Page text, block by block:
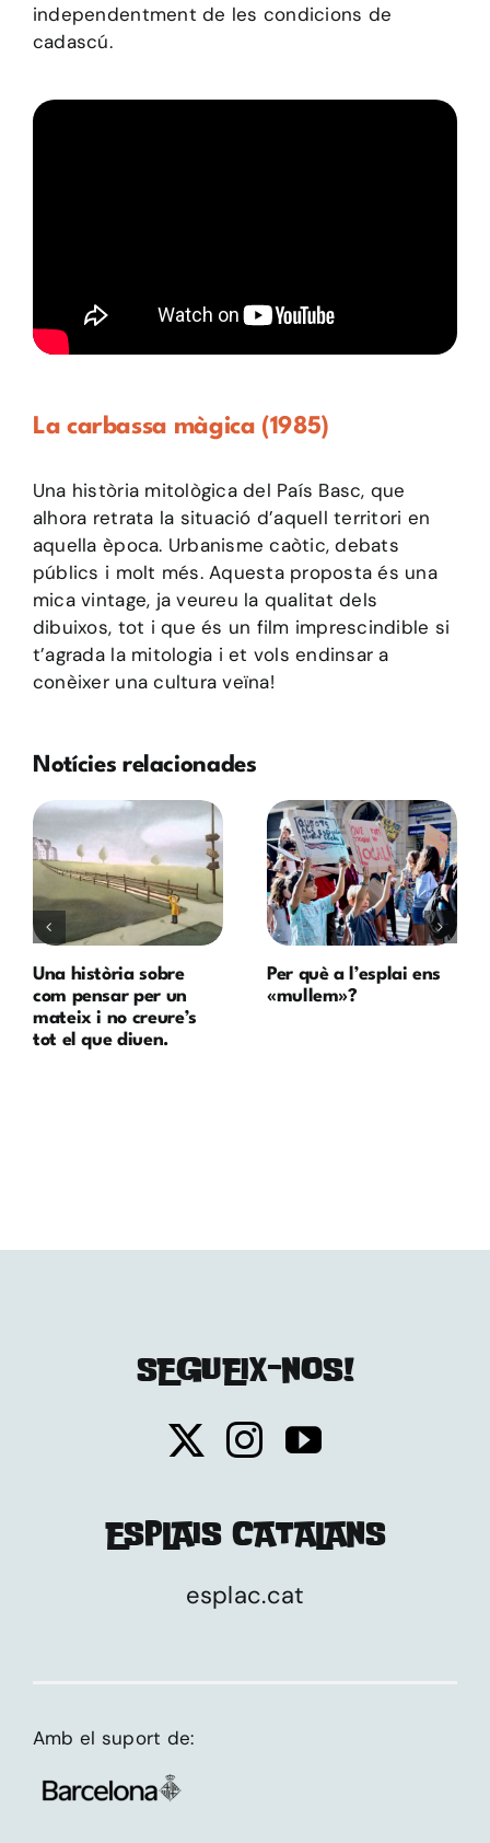
independentment de les condicions de
cadascú.
La carbassa màgica (1985)
Una història mitològica del País Basc, que
alhora retrata la situació d’aquell territori en
aquella època. Urbanisme caòtic, debats
públics i molt més. Aquesta proposta és una
mica vintage, ja veureu la qualitat dels
dibuixos, tot i que és un film imprescindible si
t’agrada la mitologia i et vols endinsar a
conèixer una cultura veïna!
Notícies relacionades
Una història sobre
com pensar per un
mateix i no creure’s
tot el que diuen.
Per què a l’esplai ens
«mullem»?
SEGUEIX-NOS!
ESPLAIS CATALANS
esplac.cat
Amb el suport de: